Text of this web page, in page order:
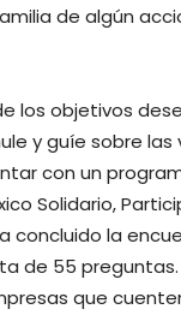
de algún
los objetivos
y guíe sobre
con un
Solidario,
concluido la
de 55
que